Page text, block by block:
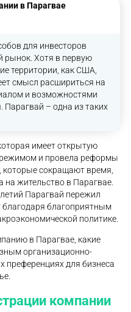
в Парагвае
для инвесторов
рынок. Хотя в первую
территории, как США,
смысл расшириться на
и возможностями
– одна из таких
имеет открытую
и провела реформы
которые сокращают время,
на жительство в Парагвае.
Парагвай пережил
благодаря благоприятным
политике.
в Парагвае, какие
организационно-
для бизнеса
компании